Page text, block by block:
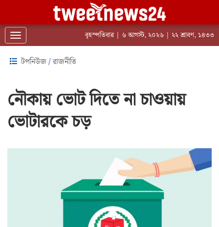
Toggle navigation বৃহস্পতিবার | ৬ আগস্ট, ২০২৬ | ২২ শ্রাবণ, ১৪৩৩
টপনিউজ/রাজনীতি
নৌকায় ভোট দিতে না চাওয়ায়
ভোটারকে চড়